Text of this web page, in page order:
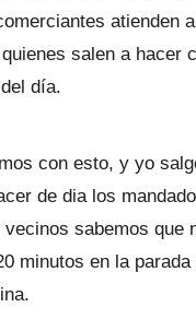
atienden
salen a hacer
día.
con esto, y yo
de dia los
sabemos que
minutos en la parada